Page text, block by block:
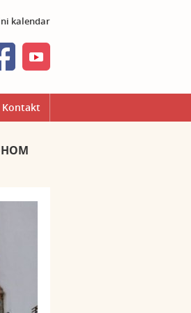
kalendar
Kontakt